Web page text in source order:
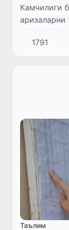
Камчилиги
аризаларни
таҳрирлаш
муддатдан
этилмаган...
1791
Таълим